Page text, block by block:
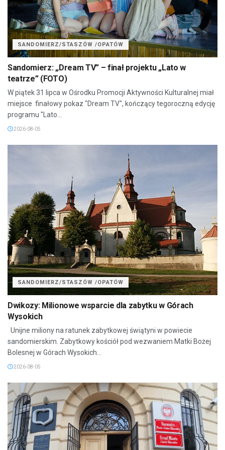
SANDOMIERZ/STASZÓW /OPATÓW
Sandomierz: „Dream TV” – finał projektu „Lato w
teatrze” (FOTO)
W piątek 31 lipca w Ośrodku Promocji Aktywności Kulturalnej miał
miejsce finałowy pokaz "Dream TV", kończący tegoroczną edycję
programu "Lato...
2026-08-05
SANDOMIERZ/STASZÓW /OPATÓW
Dwikozy: Milionowe wsparcie dla zabytku w Górach
Wysokich
Unijne miliony na ratunek zabytkowej świątyni w powiecie
sandomierskim. Zabytkowy kościół pod wezwaniem Matki Bożej
Bolesnej w Górach Wysokich...
2026-08-05